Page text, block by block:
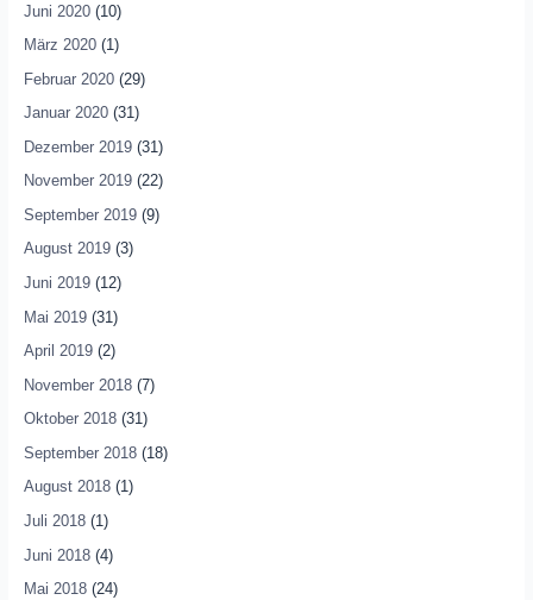
Juni 2020(10)
März 2020(1)
Februar 2020(29)
Januar 2020(31)
Dezember 2019(31)
November 2019(22)
September 2019(9)
August 2019(3)
Juni 2019(12)
Mai 2019(31)
April 2019(2)
November 2018(7)
Oktober 2018(31)
September 2018(18)
August 2018(1)
Juli 2018(1)
Juni 2018(4)
Mai 2018(24)